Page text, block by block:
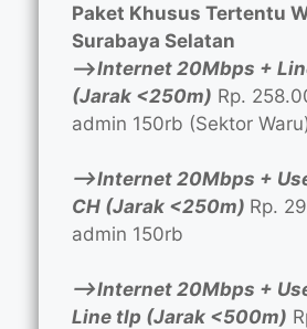
Paket Khusus Tertentu
Surabaya Selatan
—>Internet 20Mbps +
(Jarak <250m) Rp.
admin 150rb (Sektor
—>Internet 20Mbps +
CH (Jarak <250m) Rp.
admin 150rb
—>Internet 20Mbps +
Line tlp (Jarak <500m)